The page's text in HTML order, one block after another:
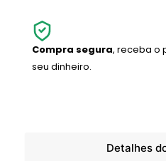
Compra segura, receba o
seu dinheiro.
Detalhes